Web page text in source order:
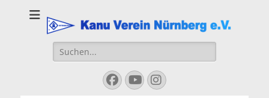
Kanu Verein
Nuernberg
Suchen
nach:
Facebook
YouTube
Instagram